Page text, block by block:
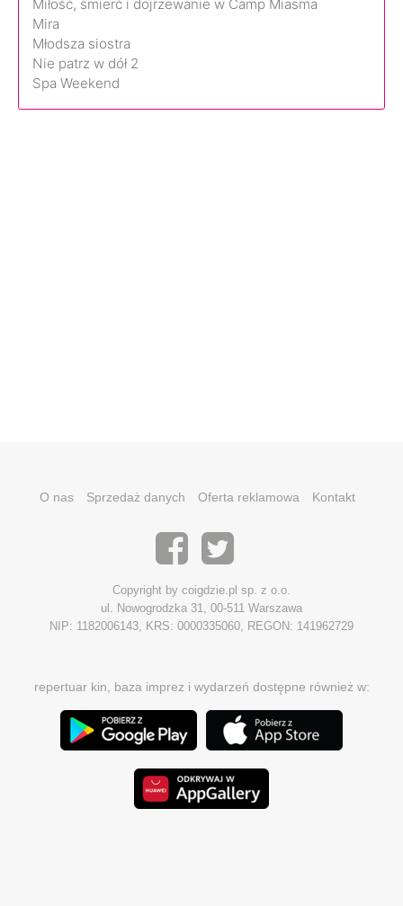
Miłość, śmierć i dojrzewanie w Camp Miasma
Mira
Młodsza siostra
Nie patrz w dół 2
Spa Weekend
O nas Sprzedaż danych Oferta reklamowa Kontakt
Copyright by coigdzie.pl sp. z o.o.
ul. Nowogrodzka 31, 00-511 Warszawa
NIP: 1182006143, KRS: 0000335060, REGON: 141962729
repertuar kin, baza imprez i wydarzeń dostępne również w: